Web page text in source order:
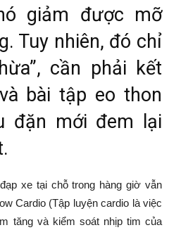
giảm được mỡ
Tuy nhiên, đó chỉ
cần phải kết
bài tập eo thon
đặn mới đem lại
xe tại chỗ trong hàng giờ vẫn
Cardio (Tập luyện cardio là việc
tăng và kiểm soát nhịp tim của